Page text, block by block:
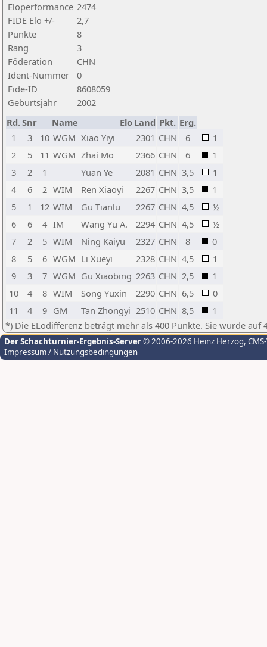
Eloperformance 2474
FIDE Elo +/-
2,7
Punkte
8
Rang
3
Föderation
CHN
Ident-Nummer
0
Fide-ID
8608059
Geburtsjahr
2002
Rd.Snr Name Elo Land Pkt. Erg.
1
3 10 WGM Xiao Yiyi 2301 CHN 6
1
2
5 11 WGM Zhai Mo 2366 CHN 6
1
3
2 1 Yuan Ye 2081 CHN 3,5
1
4
6 2 WIM Ren Xiaoyi 2267 CHN 3,5
1
5
1 12 WIM Gu Tianlu 2267 CHN 4,5
½
6
6 4 IM Wang Yu A. 2294 CHN 4,5
½
7
2 5 WIM Ning Kaiyu 2327 CHN 8
0
8
5 6 WGM Li Xueyi 2328 CHN 4,5
1
9
3 7 WGM Gu Xiaobing 2263 CHN 2,5
1
10
4 8 WIM Song Yuxin 2290 CHN 6,5
0
11
4 9 GM Tan Zhongyi 2510 CHN 8,5
1
*) Die ELodifferenz beträgt mehr als 400 Punkte. Sie wurde auf
Der Schachturnier-Ergebnis-Server© 2006-2026 Heinz Herzog,
Impressum / Nutzungsbedingungen